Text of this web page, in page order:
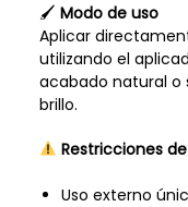
🖌 Modo de uso
Aplicar
utilizando el
acabado natural o
brillo.
Restricciones
Uso externo